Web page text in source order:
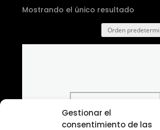
Gestionar el
consentimiento de las
Mostrando el único resultado